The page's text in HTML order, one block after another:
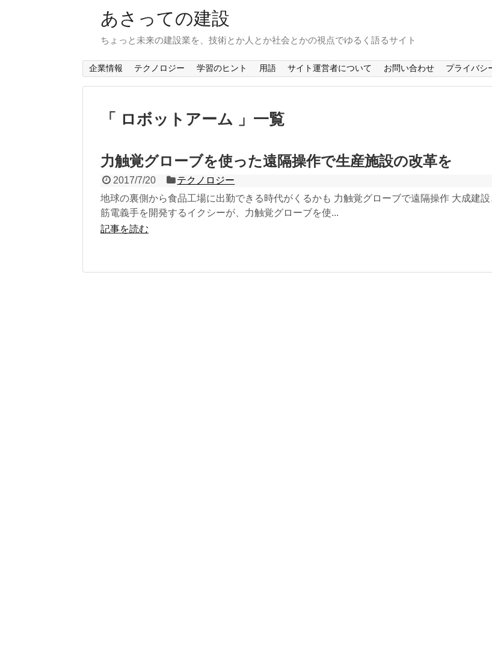
あさっての建設
ちょっと未来の建設業を、技術とか人とか社会とかの視点でゆるく語るサイト
企業情報 テクノロジー 学習のヒント 用語 サイト運営者について お問い合わせ プライバシ
「 ロボットアーム 」一覧
力触覚グローブを使った遠隔操作で生産施設の改革を
2017/7/20
テクノロジー
地球の裏側から食品工場に出勤できる時代がくるかも 力触覚グローブで遠隔操作 大成建設
筋電義手を開発するイクシーが、力触覚グローブを使...
記事を読む